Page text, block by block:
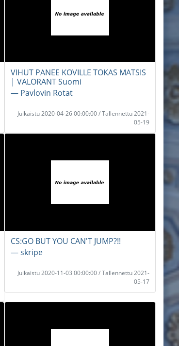
VIHUT PANEE KOVILLE TOKAS MATSIS
| VALORANT Suomi
― Pavlovin Rotat
Julkaistu 2020-04-26 00:00:00 / Tallennettu 2021-
05-19
CS:GO BUT YOU CAN'T JUMP?!!
― skripe
Julkaistu 2020-11-03 00:00:00 / Tallennettu 2021-
05-17